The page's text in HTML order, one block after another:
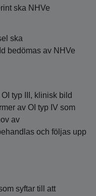
ska NHVe
ska
bedömas av NHVe
typ III, klinisk bild
av OI typ IV som
av
och följas upp
syftar till att